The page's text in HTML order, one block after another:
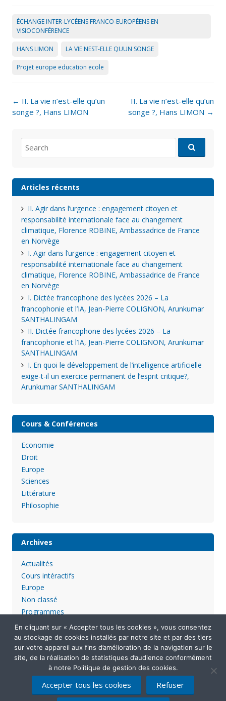
ÉCHANGE INTER-LYCÉENS FRANCO-EUROPÉENS EN
VISIOCONFÉRENCE
HANS LIMON LA VIE NEST-ELLE QUUN SONGE
Projet europe education ecole
Post
navigation
← II. La vie n’est-elle qu’un
songe ?, Hans LIMON
II. La vie n’est-elle qu’un
songe ?, Hans LIMON →
for:
Articles récents
II. Agir dans l’urgence : engagement citoyen et
responsabilité internationale face au changement
climatique, Florence ROBINE, Ambassadrice de France
en Norvège
I. Agir dans l’urgence : engagement citoyen et
responsabilité internationale face au changement
climatique, Florence ROBINE, Ambassadrice de France
en Norvège
I. Dictée francophone des lycées 2026 – La
francophonie et l’IA, Jean-Pierre COLIGNON, Arunkumar
SANTHALINGAM
II. Dictée francophone des lycées 2026 – La
francophonie et l’IA, Jean-Pierre COLIGNON, Arunkumar
SANTHALINGAM
I. En quoi le développement de l’intelligence artificielle
exige-t-il un exercice permanent de l’esprit critique?,
Arunkumar SANTHALINGAM
Cours & Conférences
Economie
Droit
Europe
Sciences
Littérature
Philosophie
Archives
Actualités
Cours intéractifs
Europe
Non classé
Programmes
Mentions légales Politique de confidentialité
En cliquant sur « Accepter tous les cookies », vous consentez
au stockage de cookies installés par notre site et par des tiers
sur votre appareil aux fins d’amélioration de la navigation sur le
site, de la réalisation de statistiques d’audience conformément
à notre Politique de gestion des cookies.
Accepter tous les cookies Refuser